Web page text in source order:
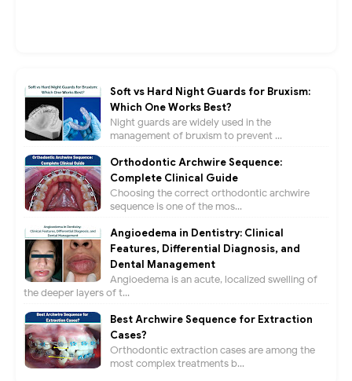
Soft vs Hard Night Guards for Bruxism:
Which One Works Best?
Night guards are widely used in the
management of bruxism to prevent ...
Orthodontic Archwire Sequence:
Complete Clinical Guide
Choosing the correct orthodontic archwire
sequence is one of the mos...
Angioedema in Dentistry: Clinical
Features, Differential Diagnosis, and
Dental Management
Angioedema is an acute, localized swelling of
the deeper layers of t...
Best Archwire Sequence for Extraction
Cases?
Orthodontic extraction cases are among the
most complex treatments b...